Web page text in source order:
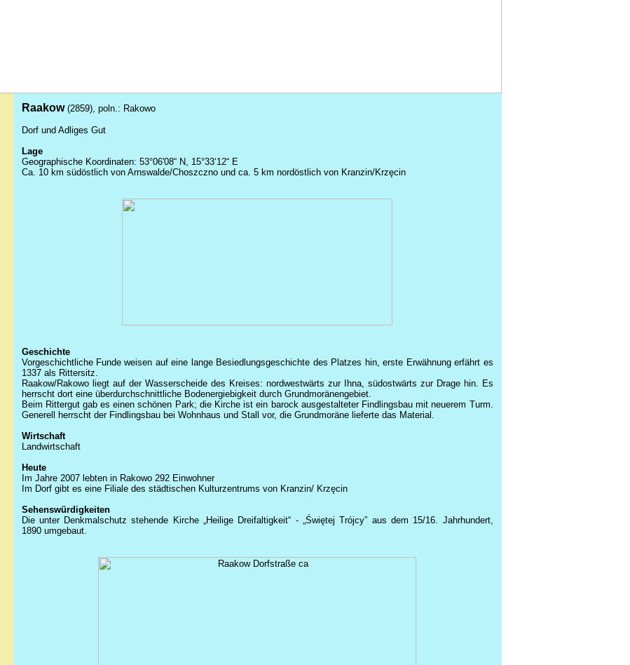
Raakow (2859), poln.: Rakowo
Dorf und Adliges Gut
Lage
Geographische Koordinaten: 53°06'08“ N, 15°33‘12“ E
Ca. 10 km südöstlich von Arnswalde/Choszczno und ca. 5 km nordöstlich von Kranzin/Krzęcin
Geschichte
Vorgeschichtliche Funde weisen auf eine lange Besiedlungsgeschichte des Platzes hin, erste Erwähnung erfährt es
1337 als Rittersitz.
Raakow/Rakowo liegt auf der Wasserscheide des Kreises: nordwestwärts zur Ihna, südostwärts zur Drage hin. Es
herrscht dort eine überdurchschnittliche Bodenergiebigkeit durch Grundmoränengebiet.
Beim Rittergut gab es einen schönen Park; die Kirche ist ein barock ausgestalteter Findlingsbau mit neuerem Turm.
Generell herrscht der Findlingsbau bei Wohnhaus und Stall vor, die Grundmoräne lieferte das Material.
Wirtschaft
Landwirtschaft
Heute
Im Jahre 2007 lebten in Rakowo 292 Einwohner
Im Dorf gibt es eine Filiale des städtischen Kulturzentrums von Kranzin/Krzęcin
Sehenswürdigkeiten
Die unter Denkmalschutz stehende Kirche „Heilige Dreifaltigkeit“ - „Świętej Trójcy” aus dem 15/16. Jahrhundert,
1890 umgebaut.